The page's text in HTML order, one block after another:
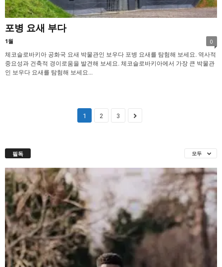
포병 요새 부다
1월 0
체코슬로바키아 공화국 요새 박물관인 보우다 포병 요새를 탐험해 보세요. 역사적
중요성과 건축적 경이로움을 발견해 보세요. 체코슬로바키아에서 가장 큰 박물관
인 보우다 요새를 탐험해 보세요...
1 2 3
필독 모두